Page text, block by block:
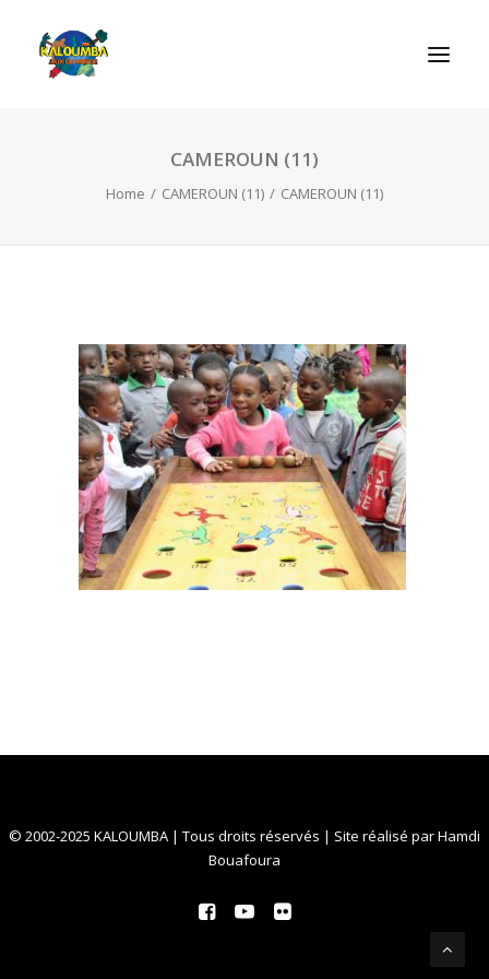
REGRAS DOS JOGOSCAMEROUN (11)
Home CAMEROUN (11) CAMEROUN (11)
© 2002-2025 KALOUMBA | Tous droits réservés | Site réalisé parHamdi
Bouafoura